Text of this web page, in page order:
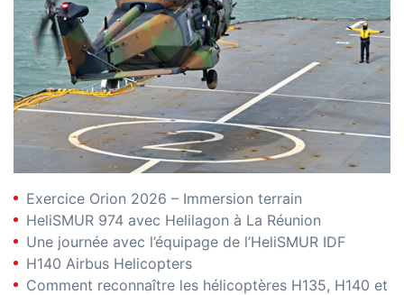
Exercice Orion 2026 – Immersion terrain
HeliSMUR 974 avec Helilagon à La Réunion
Une journée avec l’équipage de l’HeliSMUR IDF
H140 Airbus Helicopters
Comment reconnaître les hélicoptères H135, H140 et